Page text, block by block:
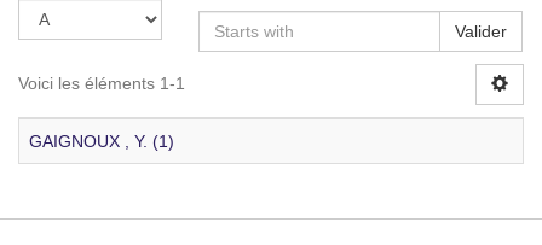
Valider
Voici les éléments 1-1
GAIGNOUX , Y. (1)